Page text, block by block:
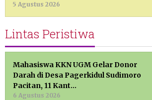
5 Agustus 2026
Lintas Peristiwa
Mahasiswa KKN UGM Gelar Donor
Darah di Desa Pagerkidul Sudimoro
Pacitan, 11 Kant…
6 Agustus 2026